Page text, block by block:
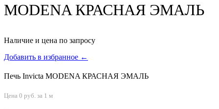
MODENA КРАСНАЯ ЭМАЛЬ
Наличие и цена по запросу
Добавить в избранное ←
Печь Invicta MODENA КРАСНАЯ ЭМАЛЬ
Цена 0 руб. за 1 м